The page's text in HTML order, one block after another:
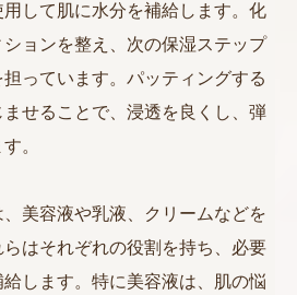
して肌に水分を補給します。化
ョンを整え、次の保湿ステップ
っています。パッティングする
せることで、浸透を良くし、弾
。
美容液や乳液、クリームなどを
はそれぞれの役割を持ち、必要
します。特に美容液は、肌の悩